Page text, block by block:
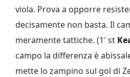
viola. Prova a opporre
decisamente non basta. Il
meramente tattiche. (1′ st
campo la differenza è
mette lo zampino sul gol di